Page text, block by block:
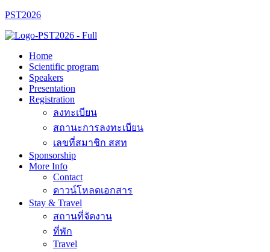
PST2026
Home
Scientific program
Speakers
Presentation
Registration
ลงทะเบียน
สถานะการลงทะเบียน
เลขที่สมาชิก สสท
Sponsorship
More Info
Contact
ดาวน์โหลดเอกสาร
Stay & Travel
สถานที่จัดงาน
ที่พัก
Travel